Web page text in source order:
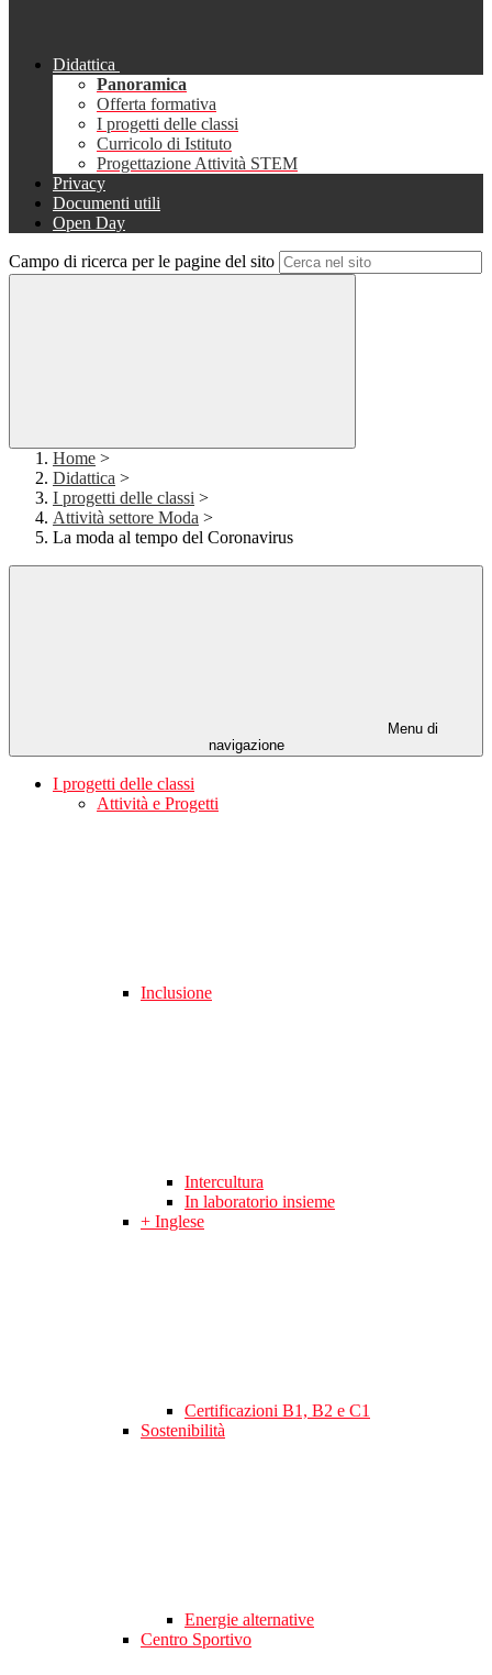
Didattica
Panoramica
Offerta formativa
I progetti delle classi
Curricolo di Istituto
Progettazione Attività STEM
Privacy
Documenti utili
Open Day
Campo di ricerca per le pagine del sito
Home >
Didattica >
I progetti delle classi >
Attività settore Moda >
La moda al tempo del Coronavirus
Menu di
navigazione
I progetti delle classi
Attività e Progetti
Inclusione
Intercultura
In laboratorio insieme
+ Inglese
Certificazioni B1, B2 e C1
Sostenibilità
Energie alternative
Centro Sportivo